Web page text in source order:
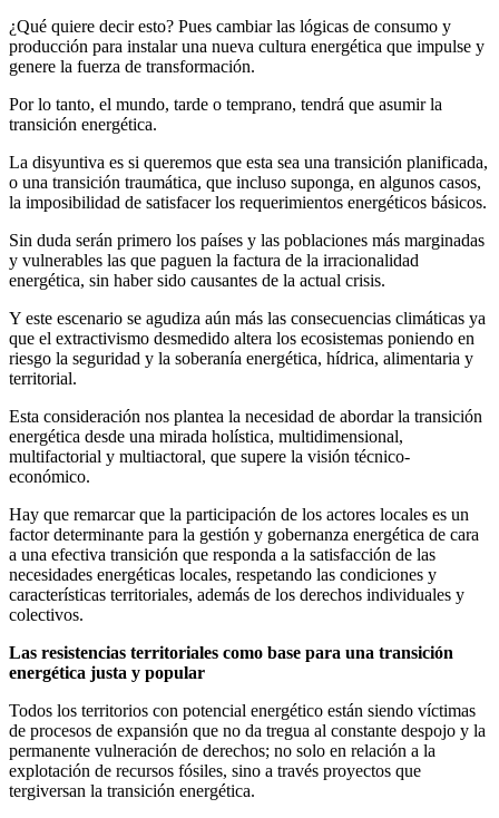
¿Qué quiere decir esto? Pues cambiar las lógicas de consumo y
producción para instalar una nueva cultura energética que impulse y
genere la fuerza de transformación.
Por lo tanto, el mundo, tarde o temprano, tendrá que asumir la
transición energética.
La disyuntiva es si queremos que esta sea una transición planificada,
o una transición traumática, que incluso suponga, en algunos casos,
la imposibilidad de satisfacer los requerimientos energéticos básicos.
Sin duda serán primero los países y las poblaciones más marginadas
y vulnerables las que paguen la factura de la irracionalidad
energética, sin haber sido causantes de la actual crisis.
Y este escenario se agudiza aún más las consecuencias climáticas ya
que el extractivismo desmedido altera los ecosistemas poniendo en
riesgo la seguridad y la soberanía energética, hídrica, alimentaria y
territorial.
Esta consideración nos plantea la necesidad de abordar la transición
energética desde una mirada holística, multidimensional,
multifactorial y multiactoral, que supere la visión técnico-
económico.
Hay que remarcar que la participación de los actores locales es un
factor determinante para la gestión y gobernanza energética de cara
a una efectiva transición que responda a la satisfacción de las
necesidades energéticas locales, respetando las condiciones y
características territoriales, además de los derechos individuales y
colectivos.
Las resistencias territoriales como base para una transición
energética justa y popular
Todos los territorios con potencial energético están siendo víctimas
de procesos de expansión que no da tregua al constante despojo y la
permanente vulneración de derechos; no solo en relación a la
explotación de recursos fósiles, sino a través proyectos que
tergiversan la transición energética.